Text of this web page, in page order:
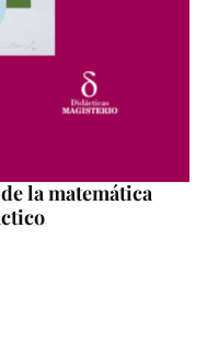
la matemática